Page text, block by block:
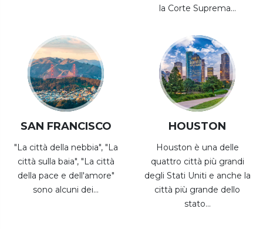
la Corte Suprema...
SAN FRANCISCO
"La città della nebbia", "La
città sulla baia", "La città
della pace e dell'amore"
sono alcuni dei...
HOUSTON
Houston è una delle
quattro città più grandi
degli Stati Uniti e anche la
città più grande dello
stato...